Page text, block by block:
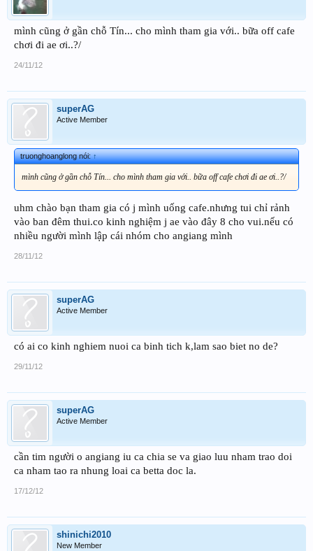
mình cũng ở gần chỗ Tín... cho mình tham gia với.. bữa off cafe
chơi đi ae ơi..?/
24/11/12
superAG
Active Member
truonghoanglong nói:↑
mình cũng ở gần chỗ Tín... cho mình tham gia với.. bữa off cafe chơi đi ae ơi..?/
uhm chào bạn tham gia có j mình uống cafe.nhưng tui chỉ rảnh
vào ban đêm thui.co kinh nghiệm j ae vào đây 8 cho vui.nếu có
nhiều người mình lập cái nhóm cho angiang mình
28/11/12
superAG
Active Member
có ai co kinh nghiem nuoi ca binh tich k,lam sao biet no de?
29/11/12
superAG
Active Member
cần tim người o angiang iu ca chia se va giao luu nham trao doi
ca nham tao ra nhung loai ca betta doc la.
17/12/12
shinichi2010
New Member